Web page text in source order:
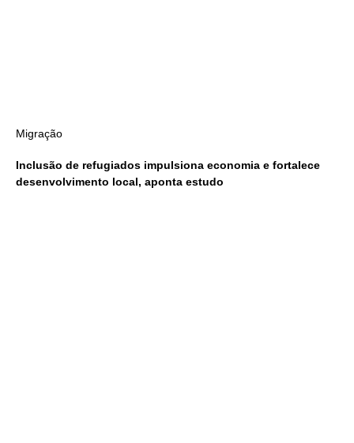
Migração
Inclusão de refugiados impulsiona economia e fortalece
desenvolvimento local, aponta estudo